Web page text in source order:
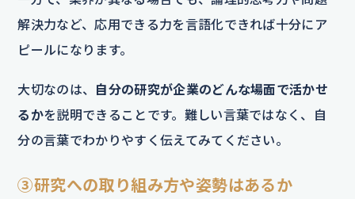
解決力など、応用できる力を言語化できれば十分にア
ピールになります。
大切なのは、 自分の研究が企業のどんな場面で活かせ
るかを説明できることです。難しい言葉ではなく、自
分の言葉でわかりやすく伝えてみてください。
③研究への取り組み方や姿勢はあるか